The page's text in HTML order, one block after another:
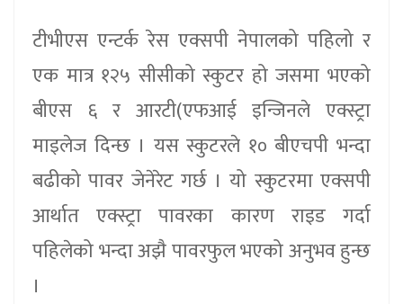
टीभीएस एन्टर्क रेस एक्सपी नेपालको पहिलो र
एक मात्र १२५ सीसीको स्कुटर हो जसमा भएको
बीएस ६ र आरटी(एफआई इन्जिनले एक्स्ट्रा
माइलेज दिन्छ । यस स्कुटरले १० बीएचपी भन्दा
बढीको पावर जेनेरेट गर्छ । यो स्कुटरमा एक्सपी
आर्थात एक्स्ट्रा पावरका कारण राइड गर्दा
पहिलेको भन्दा अझै पावरफुल भएको अनुभव हुन्छ
।